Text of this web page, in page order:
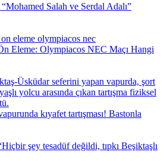
Salah ve Serdal Adalı”
Eleme: Olympiacos NEC Maçı Hangi
kıyafet tartışması! Bastonla